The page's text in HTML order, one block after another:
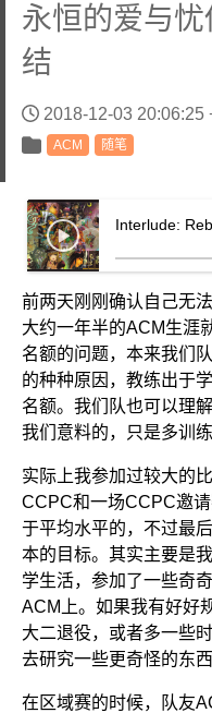
永恒的爱与
结
2018-12-03 20:06:25
ACM 随笔
Interlude:
前两天刚刚确认自己无
大约一年半的ACM生涯
名额的问题，本来我们
的种种原因，教练出于
名额。我们队也可以理
我们意料的，只是多训
实际上我参加过较大的
CCPC和一场CCPC邀
于平均水平的，不过最
本的目标。其实主要是
学生活，参加了一些奇
ACM上。如果我有好好
大二退役，或者多一些
去研究一些更奇怪的东
在区域赛的时候，队友